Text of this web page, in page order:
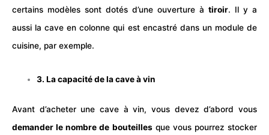
certains modèles sont dotés d’une ouverture à tiroir. Il y a
aussi la cave en colonne qui est encastré dans un module de
cuisine, par exemple.
3. La capacité de la cave à vin
Avant d’acheter une cave à vin, vous devez d’abord vous
demander le nombre de bouteillesque vous pourrez stocker